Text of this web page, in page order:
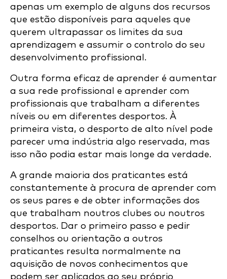
apenas um exemplo de alguns dos recursos
que estão disponíveis para aqueles que
querem ultrapassar os limites da sua
aprendizagem e assumir o controlo do seu
desenvolvimento profissional.
Outra forma eficaz de aprender é aumentar
a sua rede profissional e aprender com
profissionais que trabalham a diferentes
níveis ou em diferentes desportos. À
primeira vista, o desporto de alto nível pode
parecer uma indústria algo reservada, mas
isso não podia estar mais longe da verdade.
A grande maioria dos praticantes está
constantemente à procura de aprender com
os seus pares e de obter informações dos
que trabalham noutros clubes ou noutros
desportos. Dar o primeiro passo e pedir
conselhos ou orientação a outros
praticantes resulta normalmente na
aquisição de novos conhecimentos que
podem ser aplicados ao seu próprio